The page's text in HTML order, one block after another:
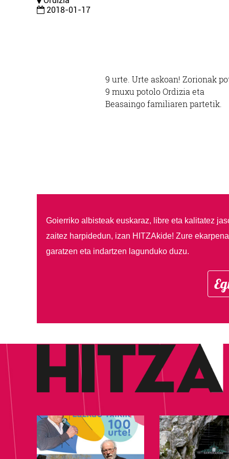
2018-01-17
9 urte. Urte askoan! Zorionak
9 muxu potolo Ordizia eta
Beasaingo familiaren partetik.
Goierriko albisteak euskaraz, libre eta kalitatez
zaitez harpidedun, izan HITZAkide! Zure
garatzen eta indartzen lagunduko duzu.